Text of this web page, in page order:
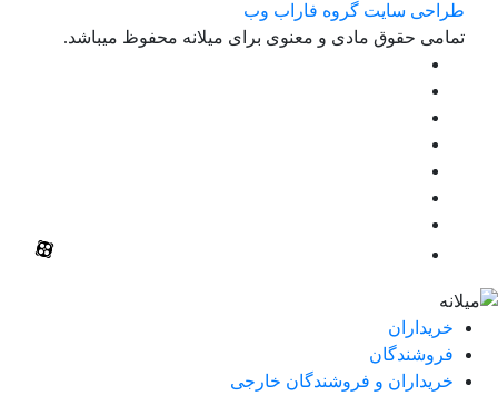
طراحی سایت گروه فاراب وب
تمامی حقوق مادی و معنوی برای میلانه محفوظ میباشد.
خریداران
فروشندگان
خریداران و فروشندگان خارجی